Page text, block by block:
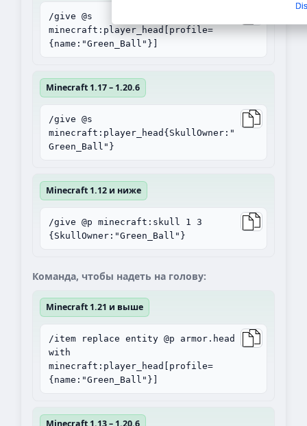
/give @s
minecraft:player_head[profile=
{name:"Green_Ball"}]
Minecraft 1.17 – 1.20.6
/give @s
minecraft:player_head{SkullOwner:"
Green_Ball"}
Minecraft 1.12 и ниже
/give @p minecraft:skull 1 3
{SkullOwner:"Green_Ball"}
Команда, чтобы надеть на голову:
Minecraft 1.21 и выше
/item replace entity @p armor.head
with
minecraft:player_head[profile=
{name:"Green_Ball"}]
Minecraft 1.13 – 1.20.6